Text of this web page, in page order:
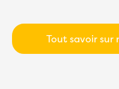
Tout savoir sur